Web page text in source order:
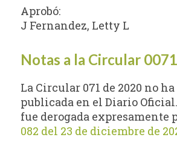
Aprobó:
J Fernandez, Letty L
Notas a la Circular
La Circular 071 de 2020 no
publicada en el Diario
fue derogada expresamente
082 del 23 de diciembre de